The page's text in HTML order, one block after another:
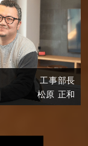
工事部長
松原 正和